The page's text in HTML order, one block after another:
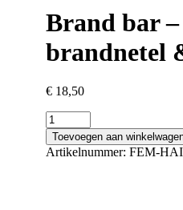
Brand bar
brandnetel
€18,50
Brand
bar
-
natuurlijke
Toevoegen aan
Artikelnummer: FEM-